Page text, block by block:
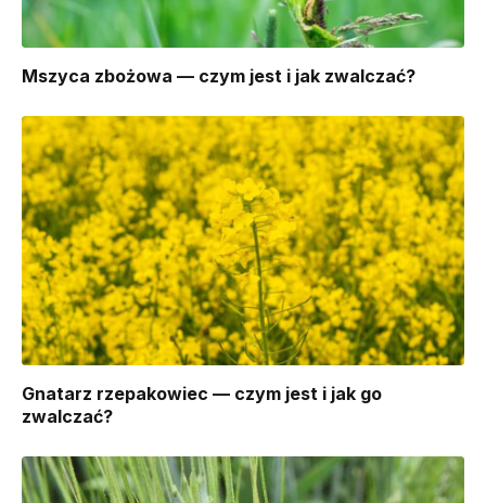
Mszyca zbożowa — czym jest i jak zwalczać?
Gnatarz rzepakowiec — czym jest i jak go
zwalczać?